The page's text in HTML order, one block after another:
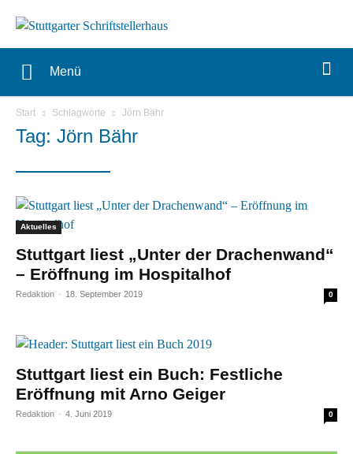
Menü
Start Schlagworte Jörn Bähr
Tag: Jörn Bähr
Aktuelles
Stuttgart liest „Unter der Drachenwand“
– Eröffnung im Hospitalhof
Redaktion - 18. September 2019 0
Stuttgart liest ein Buch: Festliche
Eröffnung mit Arno Geiger
Redaktion - 4. Juni 2019 0